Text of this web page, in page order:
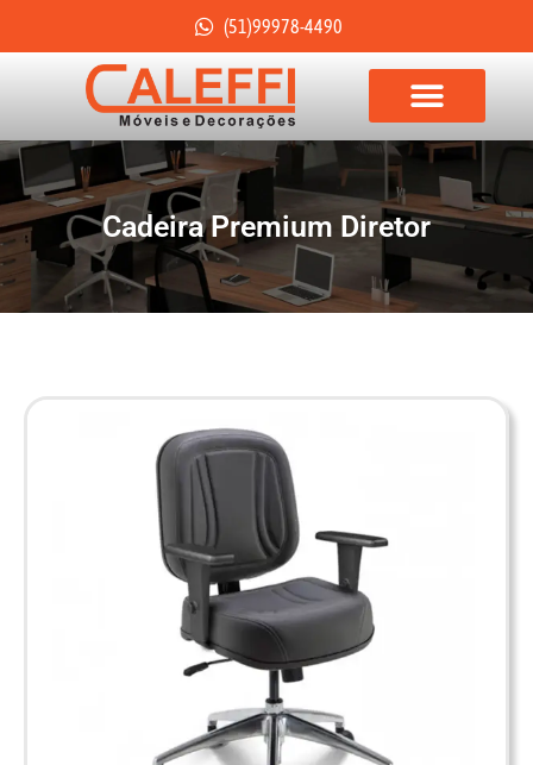
(51)99978-4490
Cadeira Premium Diretor